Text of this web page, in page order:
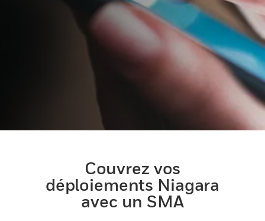
Couvrez vos
déploiements Niagara
avec un SMA